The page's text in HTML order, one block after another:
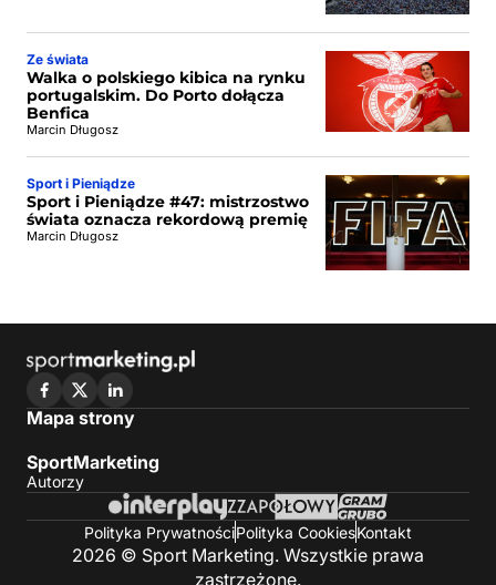
Ze świata
Walka o polskiego kibica na rynku
portugalskim. Do Porto dołącza
Benfica
Marcin Długosz
Sport i Pieniądze
Sport i Pieniądze #47: mistrzostwo
świata oznacza rekordową premię
Marcin Długosz
Mapa strony
SportMarketing
Autorzy
Polityka PrywatnościPolityka CookiesKontakt
2026 © Sport Marketing. Wszystkie prawa
zastrzeżone.